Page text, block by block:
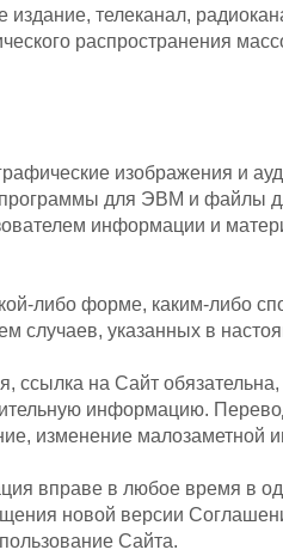
телеканал,
распространения
изображения и
для ЭВМ и файлы
информации и
либо форме, каким-либо
случаев, указанных в
на Сайт обязательна,
информацию.
изменение малозаметной
вправе в любое время в
новой версии
Сайта.